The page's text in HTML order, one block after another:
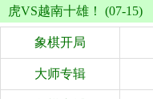
虎VS越南十雄！ (07-15)
象棋开局
大师专辑